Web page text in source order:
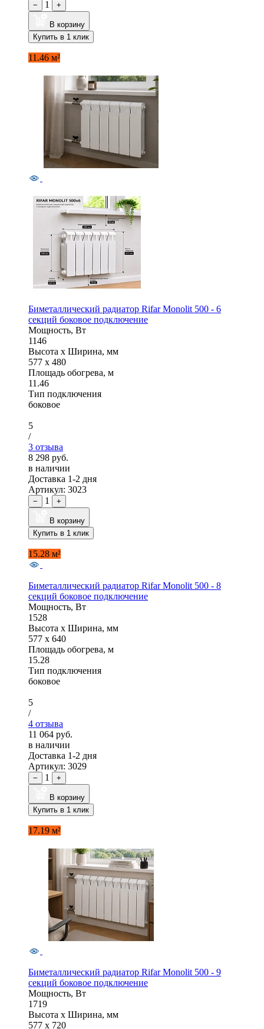
− 1 +
В корзину
Купить в 1 клик
11.46 м²
Биметаллический радиатор Rifar Monolit 500 - 6
секций боковое подключение
Мощность, Вт
1146
Высота x Ширина, мм
577 x 480
Площадь обогрева, м
11.46
Тип подключения
боковое
5
/
3 отзыва
8 298 руб.
в наличии
Доставка 1-2 дня
Артикул: 3023
− 1 +
В корзину
Купить в 1 клик
15.28 м²
Биметаллический радиатор Rifar Monolit 500 - 8
секций боковое подключение
Мощность, Вт
1528
Высота x Ширина, мм
577 x 640
Площадь обогрева, м
15.28
Тип подключения
боковое
5
/
4 отзыва
11 064 руб.
в наличии
Доставка 1-2 дня
Артикул: 3029
− 1 +
В корзину
Купить в 1 клик
17.19 м²
Биметаллический радиатор Rifar Monolit 500 - 9
секций боковое подключение
Мощность, Вт
1719
Высота x Ширина, мм
577 x 720